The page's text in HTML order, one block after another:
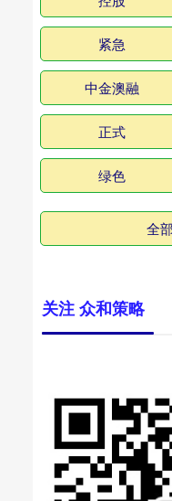
紧急
中金澳融
正式
绿色
全
关注 众和策略